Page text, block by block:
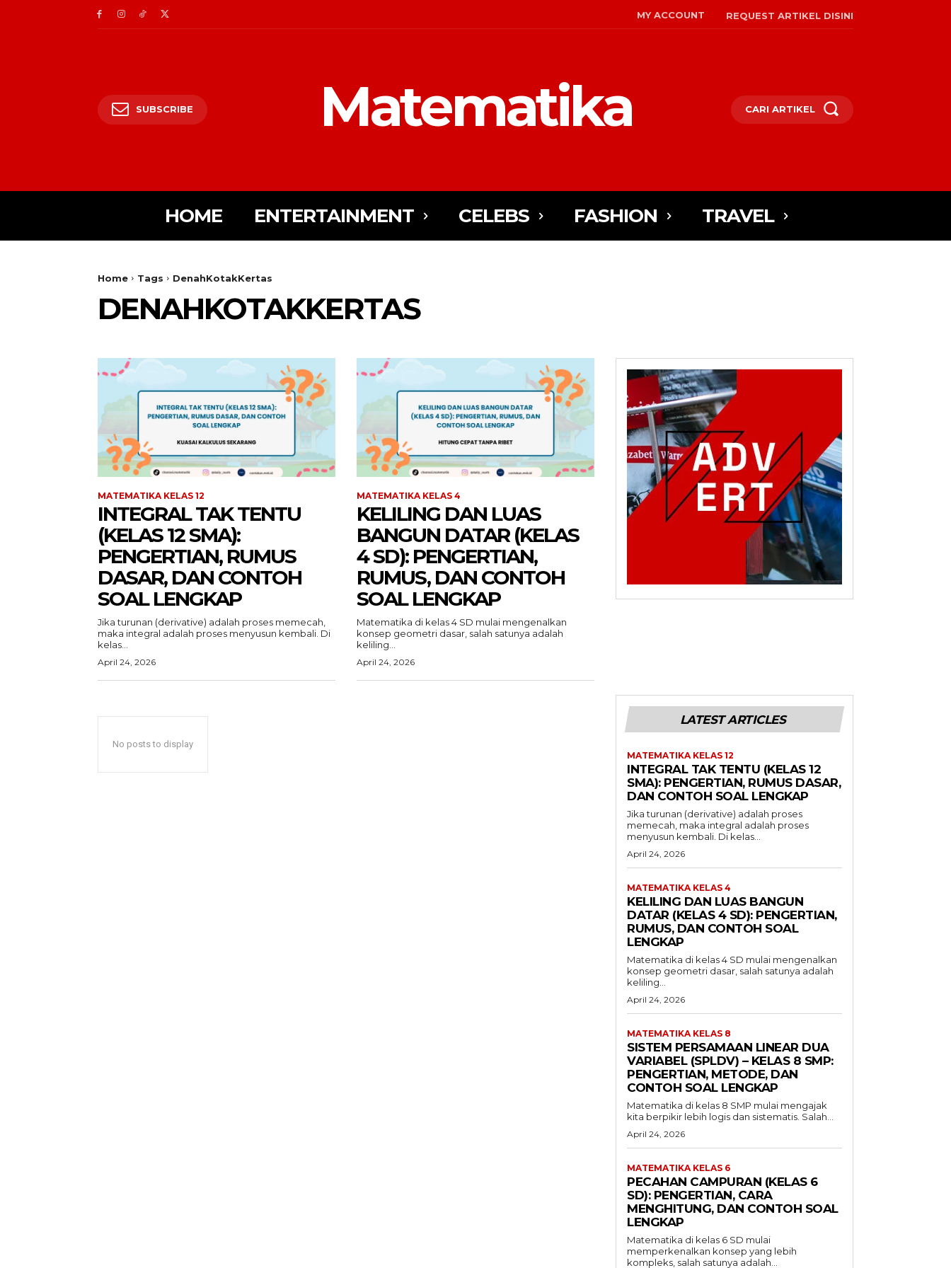
MY ACCOUNT REQUEST ARTIKEL DISINI
SUBSCRIBE Matematika CARI ARTIKEL
HOME ENTERTAINMENT CELEBS FASHION TRAVEL
Home Tags DenahKotakKertas
DENAHKOTAKKERTAS
MATEMATIKA KELAS 12
INTEGRAL TAK TENTU
(KELAS 12 SMA):
PENGERTIAN, RUMUS
DASAR, DAN CONTOH
SOAL LENGKAP
Jika turunan (derivative) adalah proses memecah,
maka integral adalah proses menyusun kembali. Di
kelas...
April 24, 2026
MATEMATIKA KELAS 4
KELILING DAN LUAS
BANGUN DATAR (KELAS
4 SD): PENGERTIAN,
RUMUS, DAN CONTOH
SOAL LENGKAP
Matematika di kelas 4 SD mulai mengenalkan
konsep geometri dasar, salah satunya adalah
keliling...
April 24, 2026
No posts to display
LATEST ARTICLES
MATEMATIKA KELAS 12
INTEGRAL TAK TENTU (KELAS 12
SMA): PENGERTIAN, RUMUS DASAR,
DAN CONTOH SOAL LENGKAP
Jika turunan (derivative) adalah proses
memecah, maka integral adalah proses
menyusun kembali. Di kelas...
April 24, 2026
MATEMATIKA KELAS 4
KELILING DAN LUAS BANGUN
DATAR (KELAS 4 SD): PENGERTIAN,
RUMUS, DAN CONTOH SOAL
LENGKAP
Matematika di kelas 4 SD mulai mengenalkan
konsep geometri dasar, salah satunya adalah
keliling...
April 24, 2026
MATEMATIKA KELAS 8
SISTEM PERSAMAAN LINEAR DUA
VARIABEL (SPLDV) – KELAS 8 SMP:
PENGERTIAN, METODE, DAN
CONTOH SOAL LENGKAP
Matematika di kelas 8 SMP mulai mengajak
kita berpikir lebih logis dan sistematis. Salah...
April 24, 2026
MATEMATIKA KELAS 6
PECAHAN CAMPURAN (KELAS 6
SD): PENGERTIAN, CARA
MENGHITUNG, DAN CONTOH SOAL
LENGKAP
Matematika di kelas 6 SD mulai
memperkenalkan konsep yang lebih
kompleks, salah satunya adalah...